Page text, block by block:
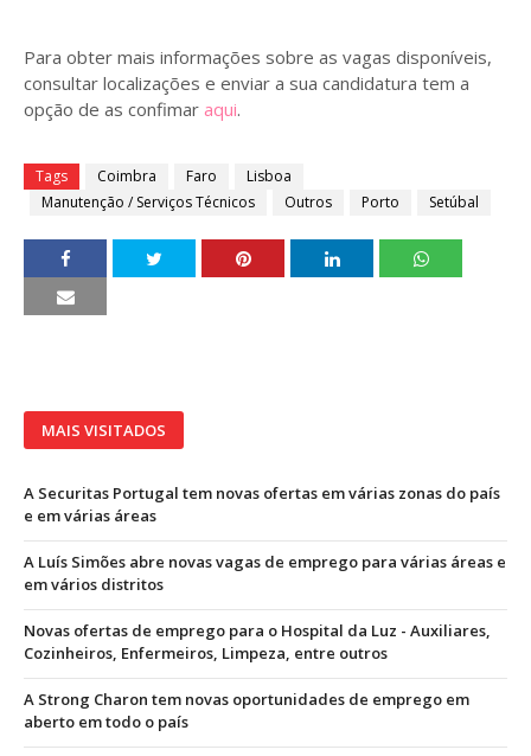
Para obter mais informações sobre as vagas disponíveis,
consultar localizações e enviar a sua candidatura tem a
opção de as confimar aqui.
Tags Coimbra Faro
Lisboa
Manutenção / Serviços Técnicos
Outros Porto Setúbal
MAIS VISITADOS
A Securitas Portugal tem novas ofertas em várias zonas do país
e em várias áreas
A Luís Simões abre novas vagas de emprego para várias áreas e
em vários distritos
Novas ofertas de emprego para o Hospital da Luz - Auxiliares,
Cozinheiros, Enfermeiros, Limpeza, entre outros
A Strong Charon tem novas oportunidades de emprego em
aberto em todo o país